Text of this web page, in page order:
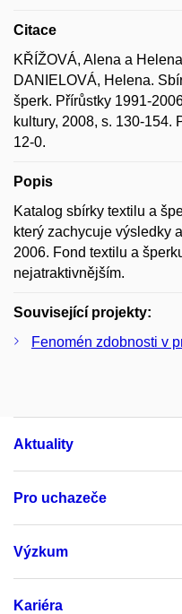
Citace
KŘÍŽOVÁ, Alena a
DANIELOVÁ, Helena.
šperk. Přírůstky 1991-
kultury, 2008, s. 130-154.
12-0.
Popis
Katalog sbírky textilu a
který zachycuje výsledky
2006. Fond textilu a
nejatraktivnějším.
Související projekty:
Fenomén zdobnosti v
Aktuality
Pro uchazeče
Výzkum
Kariéra